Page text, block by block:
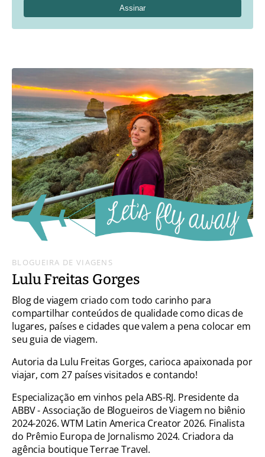
BLOGUEIRA DE VIAGENS
Lulu Freitas Gorges
Blog de viagem criado com todo carinho para
compartilhar conteúdos de qualidade como dicas de
lugares, países e cidades que valem a pena colocar em
seu guia de viagem.
Autoria da Lulu Freitas Gorges, carioca apaixonada por
viajar, com 27 países visitados e contando!
Especialização em vinhos pela ABS-RJ. Presidente da
ABBV - Associação de Blogueiros de Viagem no biênio
2024-2026. WTM Latin America Creator 2026. Finalista
do Prêmio Europa de Jornalismo 2024. Criadora da
agência boutique Terrae Travel.